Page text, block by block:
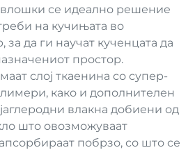
се идеално решение
на кучињата во
за да ги научат кученцата да
простор.
слој ткаенина со супер-
како и дополнителен
влакна добиени од
што овозможуваат
побрзо, со што се